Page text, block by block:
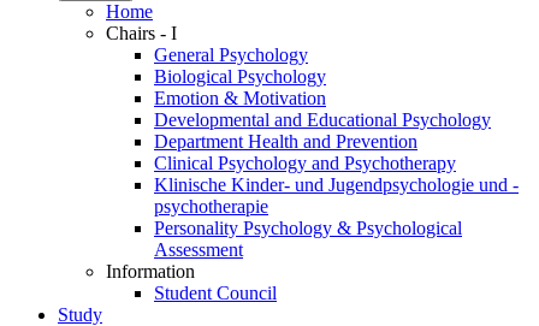
Home
Chairs - I
General Psychology
Biological Psychology
Emotion & Motivation
Developmental and Educational Psychology
Department Health and Prevention
Clinical Psychology and Psychotherapy
Klinische Kinder- und Jugendpsychologie und -
psychotherapie
Personality Psychology & Psychological
Assessment
Information
Student Council
Study